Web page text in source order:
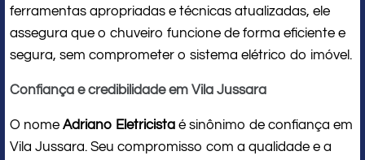
ferramentas apropriadas e técnicas atualizadas, ele
assegura que o chuveiro funcione de forma eficiente e
segura, sem comprometer o sistema elétrico do imóvel.
Confiança e credibilidade em Vila Jussara
O nome Adriano Eletricista é sinônimo de confiança em
Vila Jussara. Seu compromisso com a qualidade e a